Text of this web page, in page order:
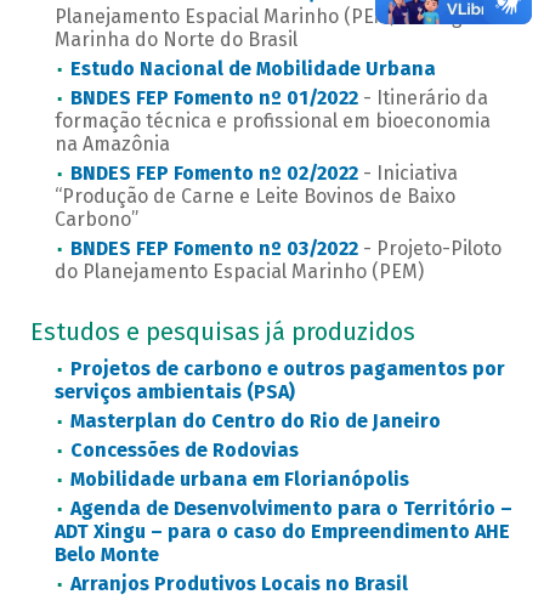
Planejamento Espacial Marinho (PEM) da Região
Marinha do Norte do Brasil
Estudo Nacional de Mobilidade Urbana
BNDES FEP Fomento nº 01/2022- Itinerário da
formação técnica e profissional em bioeconomia
na Amazônia
BNDES FEP Fomento nº 02/2022- Iniciativa
“Produção de Carne e Leite Bovinos de Baixo
Carbono”
BNDES FEP Fomento nº 03/2022- Projeto-Piloto
do Planejamento Espacial Marinho (PEM)
Estudos e pesquisas já produzidos
Projetos de carbono e outros pagamentos por
serviços ambientais (PSA)
Masterplan do Centro do Rio de Janeiro
Concessões de Rodovias
Mobilidade urbana em Florianópolis
Agenda de Desenvolvimento para o Território –
ADT Xingu – para o caso do Empreendimento AHE
Belo Monte
Arranjos Produtivos Locais no Brasil